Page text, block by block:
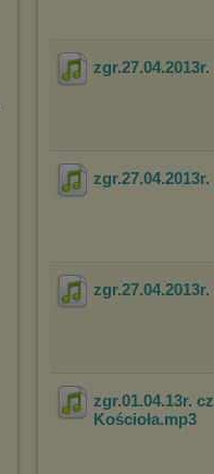
zgr.01.04.13r.
Kościoła.mp3